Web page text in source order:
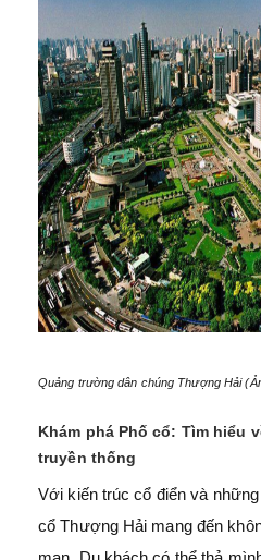
Quảng trường dân chúng Thượng Hải
Khám phá Phố cổ: Tìm hiểu
truyền thống
Với kiến trúc cổ điển và
cổ Thượng Hải mang đến